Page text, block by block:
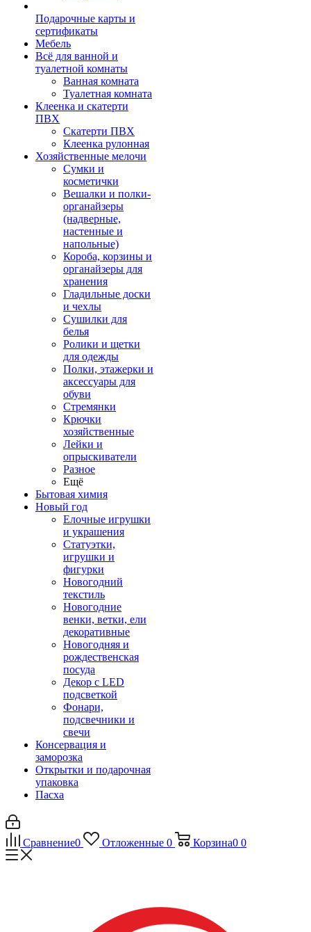
Подарочные карты и
сертификаты
Мебель
Всё для ванной и
туалетной комнаты
Ванная комната
Туалетная комната
Клеенка и скатерти
ПВХ
Скатерти ПВХ
Клеенка рулонная
Хозяйственные мелочи
Сумки и
косметички
Вешалки и полки-
органайзеры
(надверные,
настенные и
напольные)
Короба, корзины и
органайзеры для
хранения
Гладильные доски
и чехлы
Сушилки для
белья
Ролики и щетки
для одежды
Полки, этажерки и
аксессуары для
обуви
Стремянки
Крючки
хозяйственные
Лейки и
опрыскиватели
Разное
Ещё
Бытовая химия
Новый год
Елочные игрушки
и украшения
Статуэтки,
игрушки и
фигурки
Новогодний
текстиль
Новогодние
венки, ветки, ели
декоративные
Новогодняя и
рождественская
посуда
Декор с LED
подсветкой
Фонари,
подсвечники и
свечи
Консервация и
заморозка
Открытки и подарочная
упаковка
Пасха
Сравнение0 Отложенные 0 Корзина0 0